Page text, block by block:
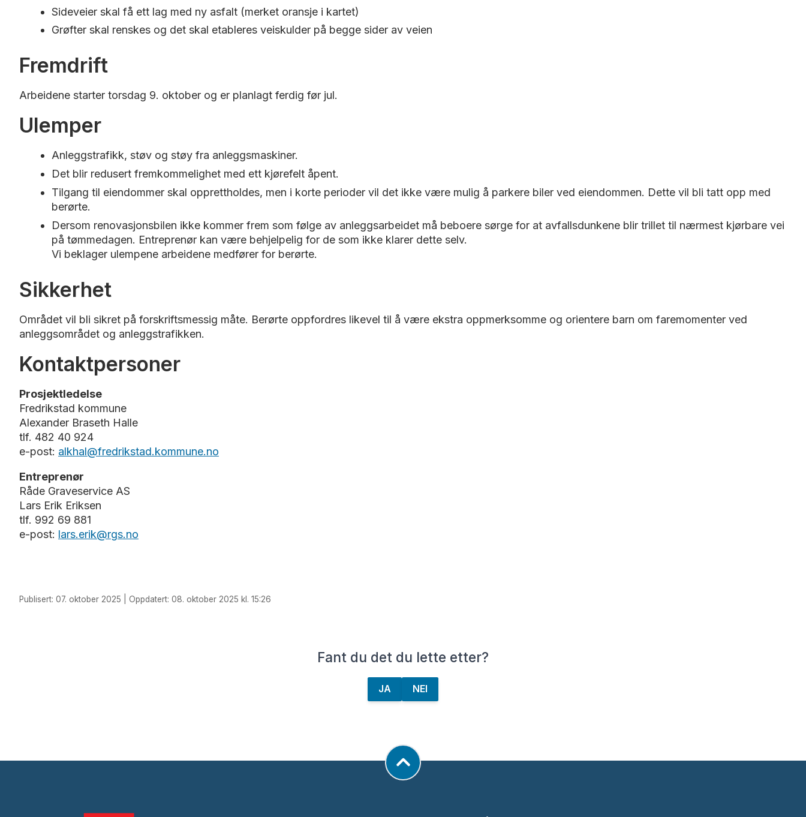
Sideveier skal få ett lag med ny asfalt (merket oransje i kartet)
Grøfter skal renskes og det skal etableres veiskulder på begge sider av veien
Fremdrift
Arbeidene starter torsdag 9. oktober og er planlagt ferdig før jul.
Ulemper
Anleggstrafikk, støv og støy fra anleggsmaskiner.
Det blir redusert fremkommelighet med ett kjørefelt åpent.
Tilgang til eiendommer skal opprettholdes, men i korte perioder vil det ikke være mulig å parkere biler ved eiendommen. Dette vil bli tatt opp med
berørte.
Dersom renovasjonsbilen ikke kommer frem som følge av anleggsarbeidet må beboere sørge for at avfallsdunkene blir trillet til nærmest kjørbare vei
på tømmedagen. Entreprenør kan være behjelpelig for de som ikke klarer dette selv.
Vi beklager ulempene arbeidene medfører for berørte.
Sikkerhet
Området vil bli sikret på forskriftsmessig måte. Berørte oppfordres likevel til å være ekstra oppmerksomme og orientere barn om faremomenter ved
anleggsområdet og anleggstrafikken.
Kontaktpersoner
Prosjektledelse
Fredrikstad kommune
Alexander Braseth Halle
tlf. 482 40 924
e-post: alkhal@fredrikstad.kommune.no
Entreprenør
Råde Graveservice AS
Lars Erik Eriksen
tlf. 992 69 881
e-post: lars.erik@rgs.no
Publisert: 07. oktober 2025 | Oppdatert: 08. oktober 2025 kl. 15:26
Fant du det du lette etter?
JA NEI